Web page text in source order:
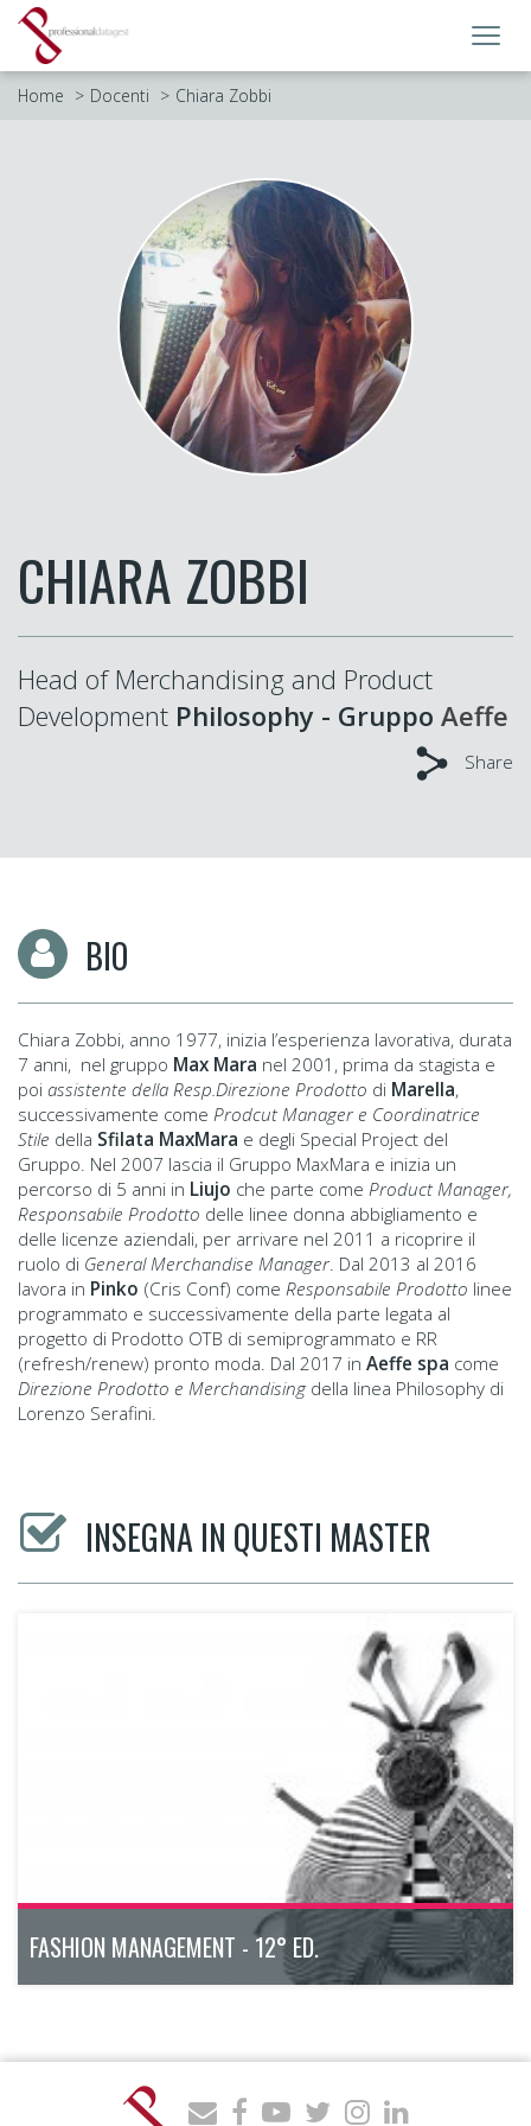
Home Docenti Chiara Zobbi
CHIARA ZOBBI
Head of Merchandising and Product
Development Philosophy - Gruppo Aeffe
Share
BIO
Chiara Zobbi, anno 1977, inizia l’esperienza lavorativa, durata
7 anni, nel gruppo Max Mara nel 2001, prima da stagista e
poi assistente della Resp.Direzione Prodotto di Marella,
successivamente come Prodcut Manager e Coordinatrice
Stile della Sfilata MaxMara e degli Special Project del
Gruppo. Nel 2007 lascia il Gruppo MaxMara e inizia un
percorso di 5 anni in Liujo che parte come Product Manager,
Responsabile Prodotto delle linee donna abbigliamento e
delle licenze aziendali, per arrivare nel 2011 a ricoprire il
ruolo di General Merchandise Manager. Dal 2013 al 2016
lavora in Pinko (Cris Conf) come Responsabile Prodotto linee
programmato e successivamente della parte legata al
progetto di Prodotto OTB di semiprogrammato e RR
(refresh/renew) pronto moda. Dal 2017 in Aeffe spa come
Direzione Prodotto e Merchandisingdella linea Philosophy di
Lorenzo Serafini.
INSEGNA IN QUESTI MASTER
FASHION MANAGEMENT - 12° ED.
Il Master Executive modulare, dal taglio pratico e operativo,